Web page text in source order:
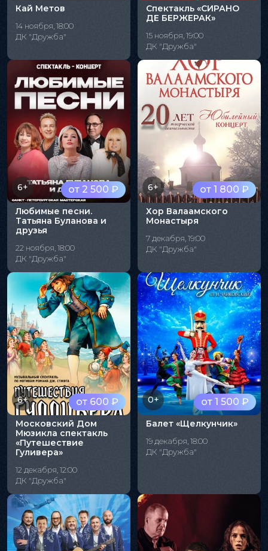
Кай Метов
14 ноября, 18:00
ДК "Дружба"
Спектакль «СИРАНО
ДЕ БЕРЖЕРАК»
15 ноября, 19:00
ДК "Дружба"
от 2 500 ₽
6+
Любимые песни.
Татьяна Буланова и
друзья
22 ноября, 18:00
ДК "Дружба"
от 1 800 ₽
6+
Хор Валаамского
Монастыря
7 декабря, 19:00
ДК "Дружба"
от 600 ₽
6+
Московский Дом
Мюзикла спектакль
«Путешествие
Гуливера»
12 декабря, 12:00
ДК "Дружба"
от 1 500 ₽
0+
Балет «Щелкунчик»
19 декабря, 18:00
ДК "Дружба"